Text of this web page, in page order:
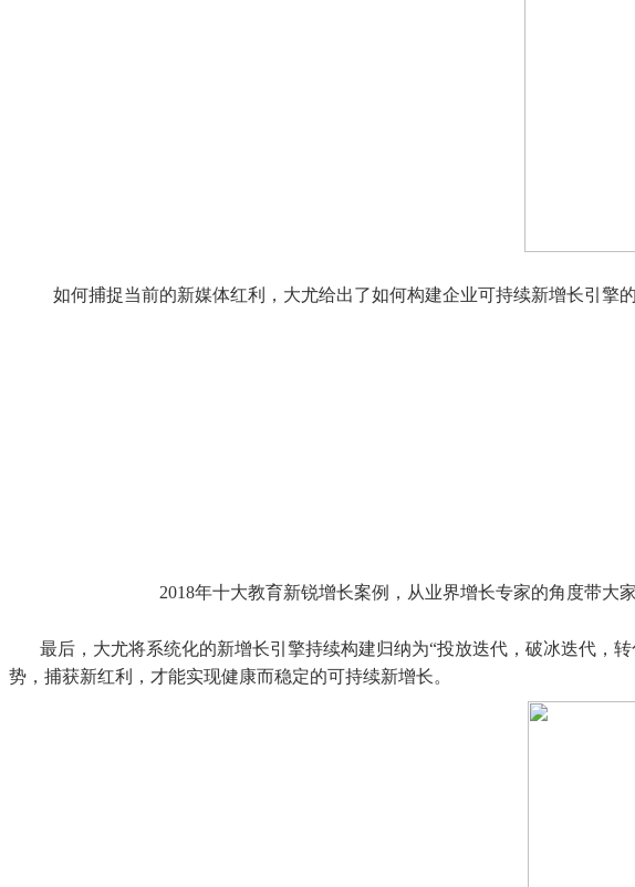
如何捕捉当前的新媒体红利，大尤给出了如何构建企业可持续新增长引
2018年十大教育新锐增长案例，从业界增长专家的角度带大
最后，大尤将系统化的新增长引擎持续构建归纳为“投放迭代，破冰迭代，
势，捕获新红利，才能实现健康而稳定的可持续新增长。